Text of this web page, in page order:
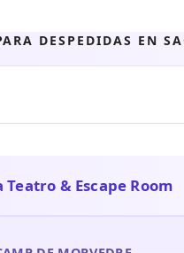
DESPEDIDAS EN
& Escape Room